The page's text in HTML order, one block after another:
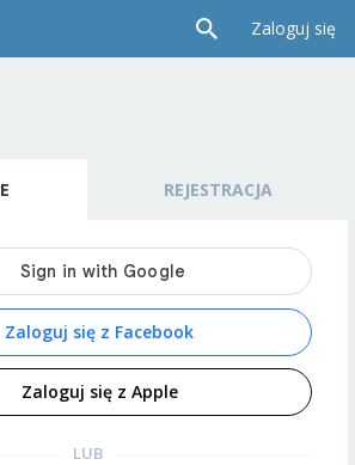
Zaloguj się
REJESTRACJA
Zaloguj się z Facebook
Zaloguj się z Apple
LUB